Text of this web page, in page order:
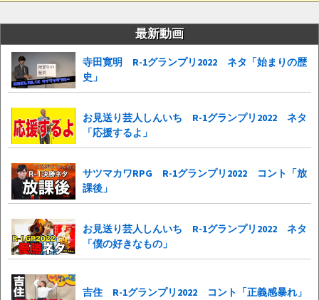
最新動画
寺田寛明 R-1グランプリ2022 ネタ「始まりの歴
史」
お見送り芸人しんいち R-1グランプリ2022 ネタ
「応援するよ」
サツマカワRPG R-1グランプリ2022 コント「放
課後」
お見送り芸人しんいち R-1グランプリ2022 ネタ
「僕の好きなもの」
吉住 R-1グランプリ2022 コント「正義感暴れ」